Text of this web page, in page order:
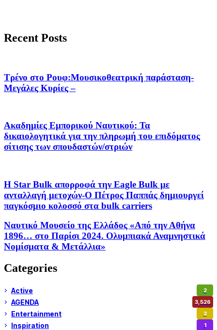
Recent Posts
Τρένο στο Ρουφ:Μουσικοθεατρική παράσταση-
Μεγάλες Κυρίες –
Ακαδημίες Εμπορικού Ναυτικού: Τα
δικαιολογητικά για την πληρωμή του επιδόματος
σίτισης των σπουδαστών/στριών
H Star Bulk απορροφά την Eagle Bulk με
ανταλλαγή μετοχών-Ο Πέτρος Παππάς δημιουργεί
παγκόσμιο κολοσσό στα bulk carriers
Ναυτικό Μουσείο της Ελλάδος «Από την Αθήνα
1896… στο Παρίσι 2024. Ολυμπιακά Αναμνηστικά
Νομίσματα & Μετάλλια»
Categories
Active 2
AGENDA 3,526
Entertainment 2
Inspiration 1